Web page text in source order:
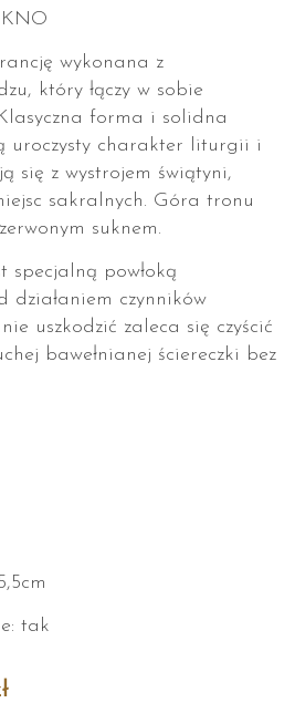
wykonana z
który łączy w sobie
forma i solidna
uroczysty charakter liturgii i
się z wystrojem świątyni,
sakralnych. Góra tronu
suknem.
specjalną powłoką
działaniem czynników
uszkodzić zaleca się czyścić
bawełnianej ściereczki bez
tak